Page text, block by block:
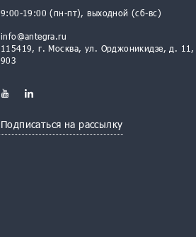
9:00-19:00 (пн-пт), выходной (сб-вс)
info@antegra.ru
115419, г. Москва, ул. Орджоникидзе, д.
903
Подписаться на рассылку